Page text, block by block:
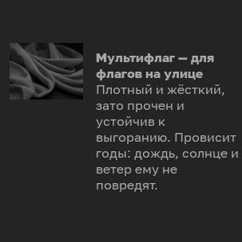
Мультифлаг — для
флагов на улице
Плотный и жёсткий,
зато прочен и
устойчив к
выгоранию. Провисит
годы: дождь, солнце и
ветер ему не
повредят.